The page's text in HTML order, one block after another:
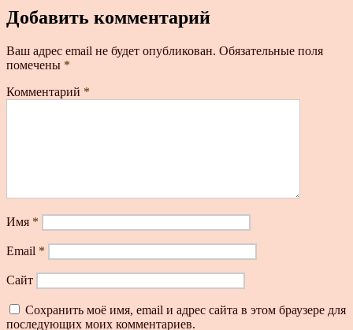
Добавить комментарий
Ваш адрес email не будет опубликован. Обязательные поля
помечены *
Комментарий *
Имя *
Email *
Сайт
Сохранить моё имя, email и адрес сайта в этом браузере для
последующих моих комментариев.